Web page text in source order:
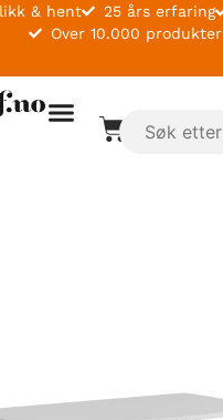
& hent 25 års erfaring
Over 10.000 produkter